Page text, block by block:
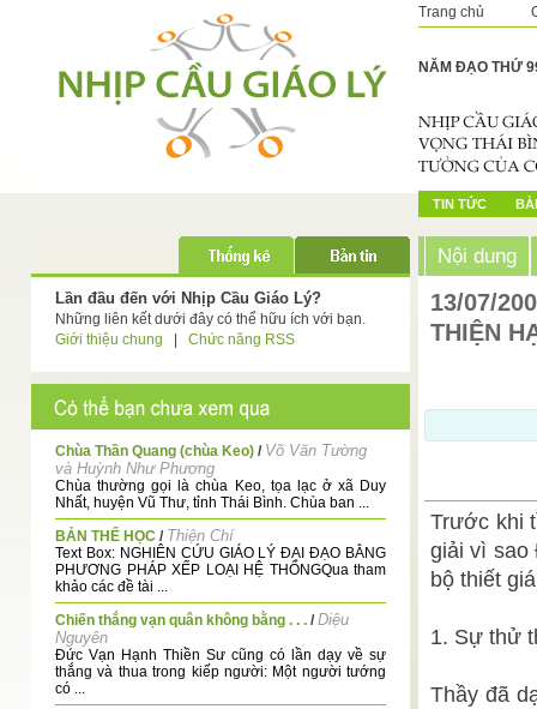
Trang chủ
NĂM ĐẠO THỨ
TIN TỨC
Lần đầu đến với Nhịp Cầu Giáo Lý?
Những liên kết dưới đây có thể hữu ích với bạn.
Giới thiệu chung
Chức năng RSS
Chùa Thần Quang (chùa Keo) / Võ Văn Tường
và Huỳnh Như Phương
Chùa thường gọi là chùa Keo, tọa lạc ở xã Duy
Nhất, huyện Vũ Thư, tỉnh Thái Bình. Chùa ban ...
BẢN THỂ HỌC / Thiện Chí
Text Box: NGHIÊN CỨU GIÁO LÝ ĐẠI ĐẠO BẰNG
PHƯƠNG PHÁP XẾP LOẠI HỆ THỐNGQua tham
khảo các đề tài ...
Chiến thắng vạn quân không bằng . . . /Diệu
Nguyên
Đức Vạn Hạnh Thiền Sư cũng có lần dạy về sự
thắng và thua trong kiếp người: Một người tướng
có ...
Nội dung
13/07/
THIỆN
Trước khi
giải vì sao
bộ thiết
1. Sự thử
Thầy đã